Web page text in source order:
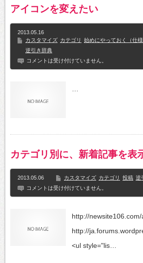
アイコンを変えたい
2013.05.16
カスタマイズ カテゴリ 始めにやっておく（仕様
逆引き辞典
コメントは受け付けていません。
カテゴリ別に、新着記事を表
2013.05.06 カスタマイズ カテゴリ 投稿 逆
コメントは受け付けていません。
http://
http://
<ul style="lis…